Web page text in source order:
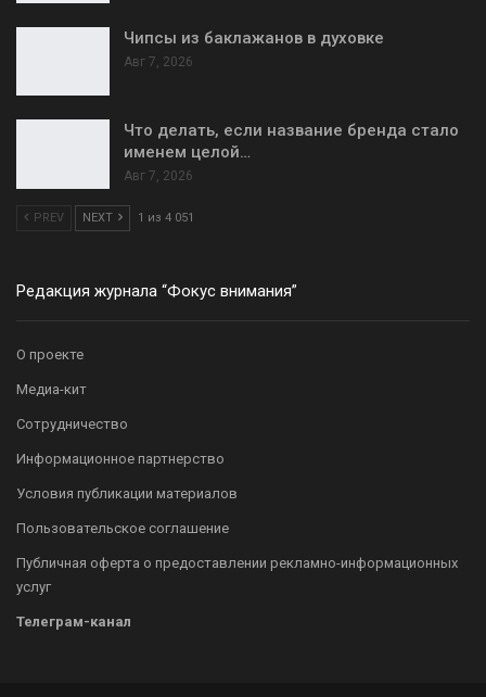
Чипсы из баклажанов в духовке
Авг 7, 2026
Что делать, если название бренда стало
именем целой…
Авг 7, 2026
PREV NEXT 1 из 4 051
Редакция журнала “Фокус внимания”
О проекте
Медиа-кит
Сотрудничество
Информационное партнерство
Условия публикации материалов
Пользовательское соглашение
Публичная оферта о предоставлении рекламно-информационных
услуг
Телеграм-канал